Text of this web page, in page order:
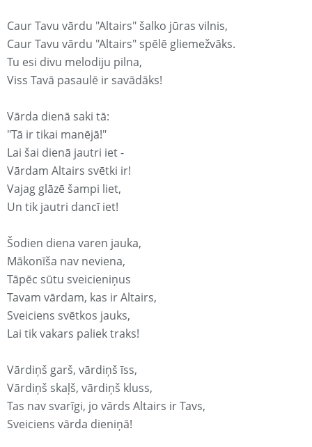
Caur Tavu vārdu "Altairs" šalko jūras vilnis,
Caur Tavu vārdu "Altairs" spēlē gliemežvāks.
Tu esi divu melodiju pilna,
Viss Tavā pasaulē ir savādāks!
Vārda dienā saki tā:
"Tā ir tikai manējā!"
Lai šai dienā jautri iet -
Vārdam Altairs svētki ir!
Vajag glāzē šampi liet,
Un tik jautri dancī iet!
Šodien diena varen jauka,
Mākonīša nav neviena,
Tāpēc sūtu sveicieniņus
Tavam vārdam, kas ir Altairs,
Sveiciens svētkos jauks,
Lai tik vakars paliek traks!
Vārdiņš garš, vārdiņš īss,
Vārdiņš skaļš, vārdiņš kluss,
Tas nav svarīgi, jo vārds Altairs ir Tavs,
Sveiciens vārda dieniņā!